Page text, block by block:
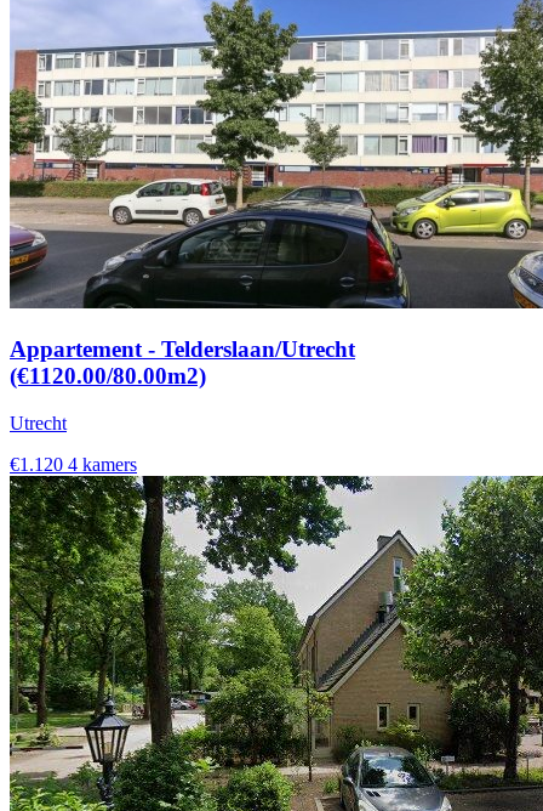
Appartement - Telderslaan/Utrecht
(€1120.00/80.00m2)
Utrecht
€1.120 4 kamers